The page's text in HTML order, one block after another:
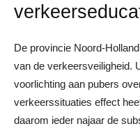
De provincie Noord-
van de verkeersveiligheid.
voorlichting aan pubers
verkeerssituaties effect
daarom ieder najaar de